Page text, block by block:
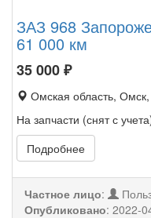
ЗАЗ 968
61 000 км
35 000₽
Омская область,
На запчасти (снят с
Подробнее
Частное лицо:
Опубликовано: 2022-